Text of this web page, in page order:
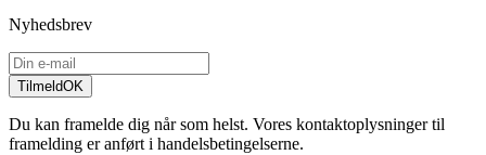
Nyhedsbrev
TilmeldOK
Du kan framelde dig når som helst. Vores kontaktoplysninger til
framelding er anført i handelsbetingelserne.